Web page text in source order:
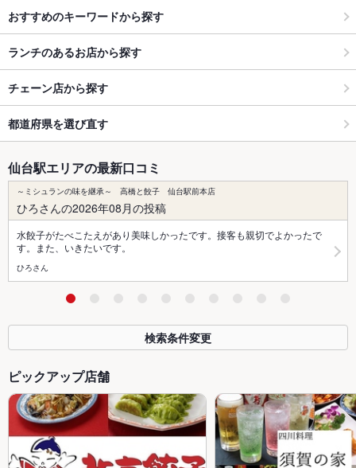
おすすめのキーワードから探す
ランチのあるお店から探す
チェーン店から探す
都道府県を選び直す
仙台駅エリアの最新口コミ
～ミシュランの味を継承～ 高橋と餃子 仙台駅前本店
ひろさんの2026年08月の投稿
水餃子がたべこたえがあり美味しかったです。接客も親切でよかったで
す。また、いきたいです。
ひろさん
検索条件変更
ピックアップ店舗